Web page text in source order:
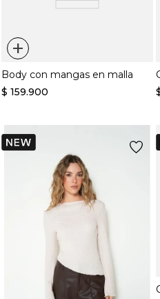
+
Body con mangas en malla
$ 159.900